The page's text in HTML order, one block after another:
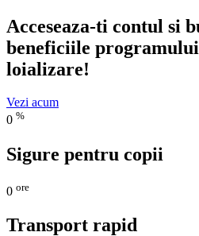
Acceseaza-ti contul si
beneficiile
loializare!
Vezi acum
0 %
Sigure pentru copii
0 ore
Transport rapid